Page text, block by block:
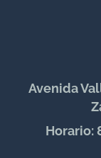
Avenida
Horario: